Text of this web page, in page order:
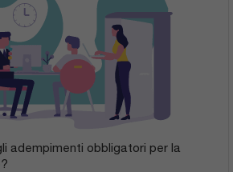
adempimenti obbligatori per la